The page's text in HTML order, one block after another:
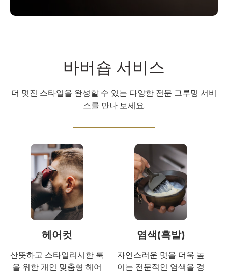
바버숍 서비스
더 멋진 스타일을 완성할 수 있는 다양한 전문 그루밍 서비
스를 만나 보세요.
헤어컷
산뜻하고 스타일리시한 룩
을 위한 개인 맞춤형 헤어
염색(흑발)
자연스러운 멋을 더욱 높
이는 전문적인 염색을 경